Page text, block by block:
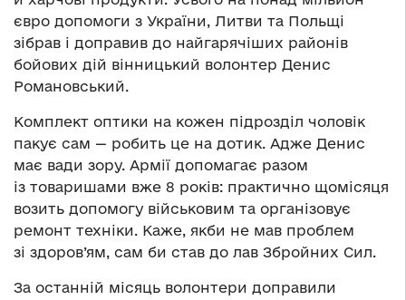
євро допомоги з України, Литви та Польщі
зібрав і доправив до найгарячіших районів
бойових дій вінницький волонтер Денис
Романовський.
Комплект оптики на кожен підрозділ чоловік
пакує сам — робить це на дотик. Адже Денис
має вади зору. Армії допомагає разом
із товаришами вже 8 років: практично щомісяця
возить допомогу військовим та організовує
ремонт техніки. Каже, якби не мав проблем
зі здоров’ям, сам би став до лав Збройних Сил.
За останній місяць волонтери доправили